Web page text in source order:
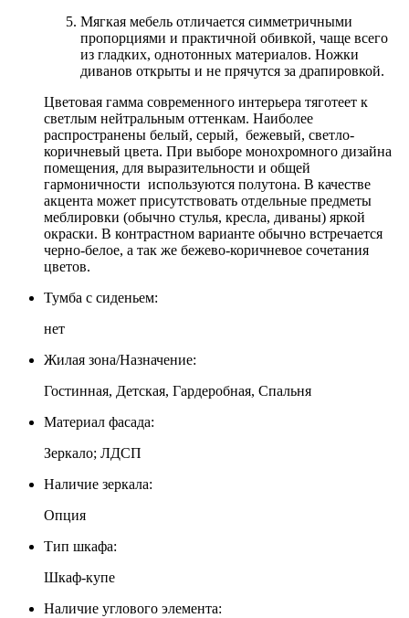
Мягкая мебель отличается симметричными
пропорциями и практичной обивкой, чаще всего
из гладких, однотонных материалов. Ножки
диванов открыты и не прячутся за драпировкой.
Цветовая гамма современного интерьера тяготеет к
светлым нейтральным оттенкам. Наиболее
распространены белый, серый, бежевый, светло-
коричневый цвета. При выборе монохромного дизайна
помещения, для выразительности и общей
гармоничности используются полутона. В качестве
акцента может присутствовать отдельные предметы
меблировки (обычно стулья, кресла, диваны) яркой
окраски. В контрастном варианте обычно встречается
черно-белое, а так же бежево-коричневое сочетания
цветов.
Тумба с сиденьем:
нет
Жилая зона/Назначение:
Гостинная, Детская, Гардеробная, Спальня
Материал фасада:
Зеркало; ЛДСП
Наличие зеркала:
Опция
Тип шкафа:
Шкаф-купе
Наличие углового элемента: